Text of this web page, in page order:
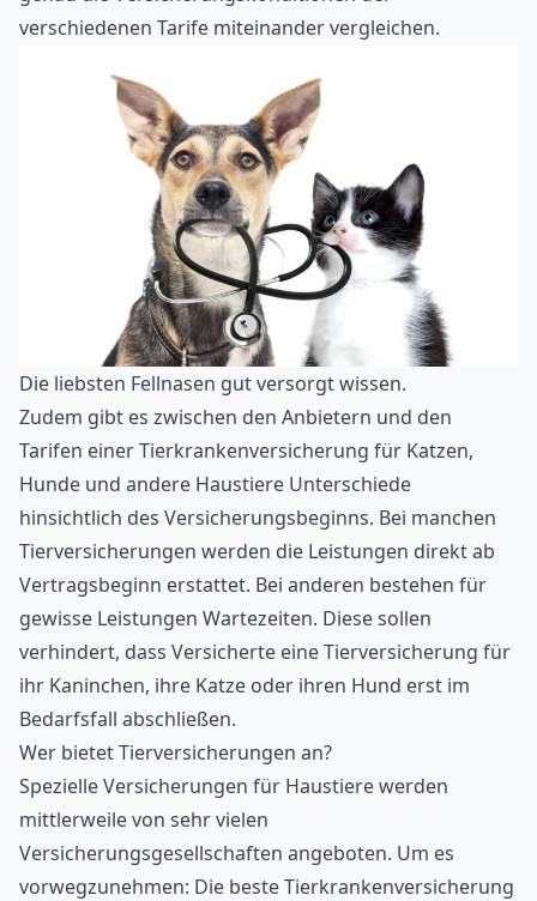
verschiedenen Tarife miteinander vergleichen.
Die liebsten Fellnasen gut versorgt wissen.
Zudem gibt es zwischen den Anbietern und den
Tarifen einer Tierkrankenversicherung für Katzen,
Hunde und andere Haustiere Unterschiede
hinsichtlich des Versicherungsbeginns. Bei manchen
Tierversicherungen werden die Leistungen direkt ab
Vertragsbeginn erstattet. Bei anderen bestehen für
gewisse Leistungen Wartezeiten. Diese sollen
verhindert, dass Versicherte eine Tierversicherung für
ihr Kaninchen, ihre Katze oder ihren Hund erst im
Bedarfsfall abschließen.
Wer bietet Tierversicherungen an?
Spezielle Versicherungen für Haustiere werden
mittlerweile von sehr vielen
Versicherungsgesellschaften angeboten. Um es
vorwegzunehmen: Die beste Tierkrankenversicherung